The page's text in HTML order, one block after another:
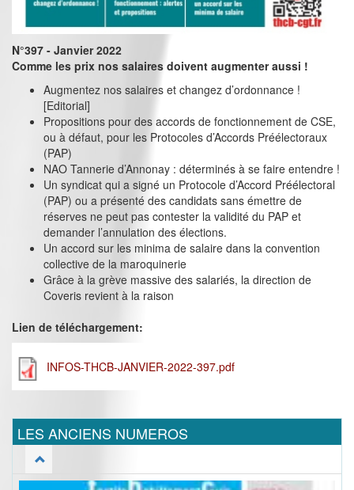
N°397 - Janvier 2022
Comme les prix nos salaires doivent augmenter aussi !
Augmentez nos salaires et changez d’ordonnance !
[Editorial]
Propositions pour des accords de fonctionnement de CSE,
ou à défaut, pour les Protocoles d’Accords Préélectoraux
(PAP)
NAO Tannerie d’Annonay : déterminés à se faire entendre !
Un syndicat qui a signé un Protocole d’Accord Préélectoral
(PAP) ou a présenté des candidats sans émettre de
réserves ne peut pas contester la validité du PAP et
demander l’annulation des élections.
Un accord sur les minima de salaire dans la convention
collective de la maroquinerie
Grâce à la grève massive des salariés, la direction de
Coveris revient à la raison
Lien de téléchargement:
INFOS-THCB-JANVIER-2022-397.pdf
LES ANCIENS NUMEROS